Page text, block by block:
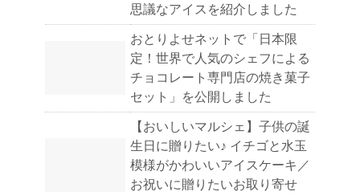
思議なアイスを紹介しました
おとりよせネットで「日本限
定！世界で人気のシェフによる
チョコレート専門店の焼き菓子
セット」を公開しました
【おいしいマルシェ】子供の誕
生日に贈りたい♪ イチゴと水玉
模様がかわいいアイスケーキ／
お祝いに贈りたいお取り寄せ